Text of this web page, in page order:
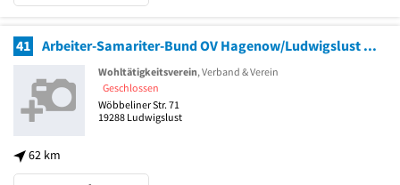
41 Arbeiter-Samariter-Bund OV Hagenow/Ludwigslust e.V.
62 km
Wohltätigkeitsverein, Verband & Verein
Geschlossen
Wöbbeliner Str. 71
19288 Ludwigslust